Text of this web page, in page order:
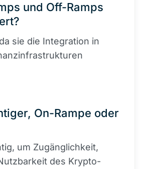
und Off-Ramps
sie die Integration in
On-Rampe oder
um Zugänglichkeit,
des Krypto-